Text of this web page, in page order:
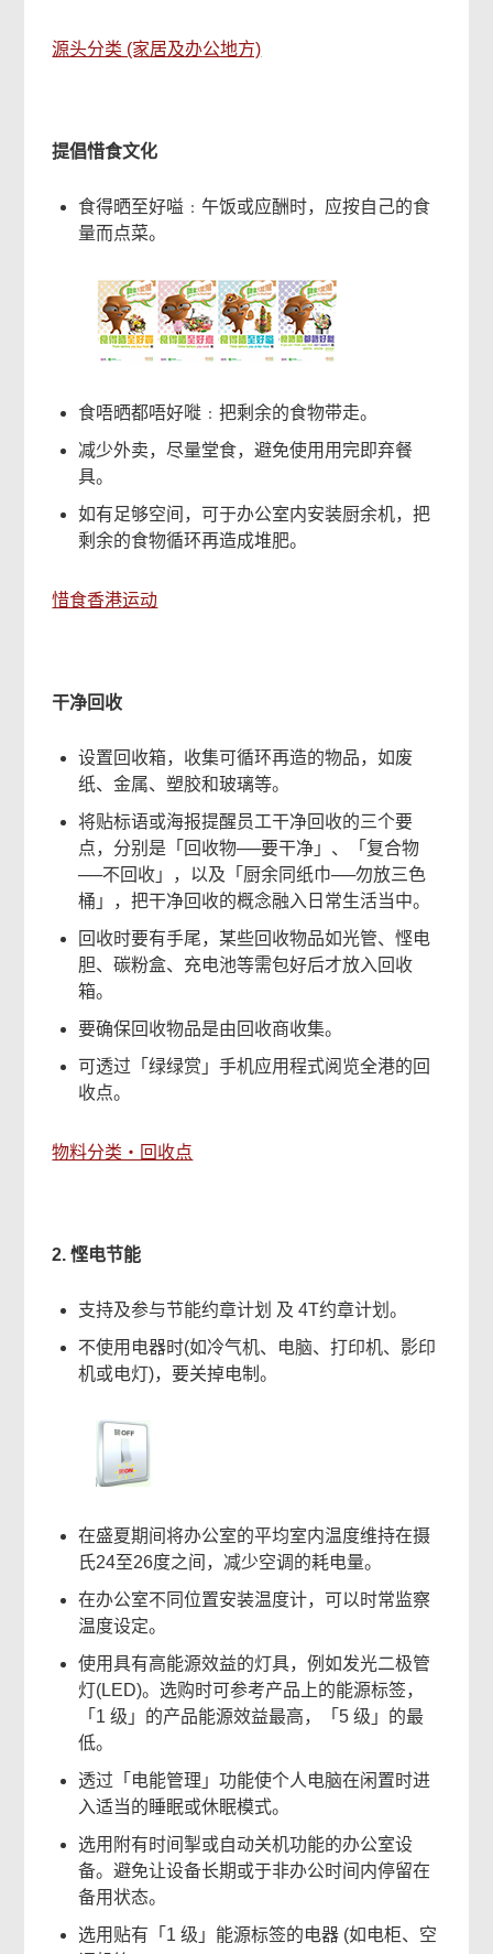
源头分类 (家居及办公地方)
提倡惜食文化
食得晒至好嗌﹕午饭或应酬时，应按自己的食
量而点菜。
食唔晒都唔好嘥﹕把剩余的食物带走。
减少外卖，尽量堂食，避免使用用完即弃餐
具。
如有足够空间，可于办公室内安装厨余机，把
剩余的食物循环再造成堆肥。
惜食香港运动
干净回收
设置回收箱，收集可循环再造的物品，如废
纸、金属、塑胶和玻璃等。
将贴标语或海报提醒员工干净回收的三个要
点，分别是「回收物──要干净」、「复合物
──不回收」，以及「厨余同纸巾──勿放三色
桶」，把干净回收的概念融入日常生活当中。
回收时要有手尾，某些回收物品如光管、悭电
胆、碳粉盒、充电池等需包好后才放入回收
箱。
要确保回收物品是由回收商收集。
可透过「绿绿赏」手机应用程式阅览全港的回
收点。
物料分类‧回收点
2. 悭电节能
支持及参与节能约章计划 及 4T约章计划。
不使用电器时(如冷气机、电脑、打印机、影印
机或电灯)，要关掉电制。
在盛夏期间将办公室的平均室内温度维持在摄
氏24至26度之间，减少空调的耗电量。
在办公室不同位置安装温度计，可以时常监察
温度设定。
使用具有高能源效益的灯具，例如发光二极管
灯(LED)。选购时可参考产品上的能源标签，
「1 级」的产品能源效益最高，「5 级」的最
低。
透过「电能管理」功能使个人电脑在闲置时进
入适当的睡眠或休眠模式。
选用附有时间掣或自动关机功能的办公室设
备。避免让设备长期或于非办公时间内停留在
备用状态。
选用贴有「1 级」能源标签的电器 (如电柜、空
用
网
上
务